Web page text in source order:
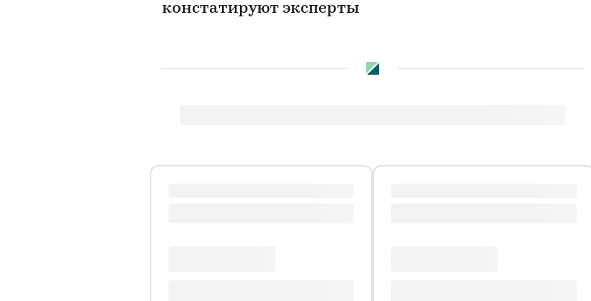
констатируют эксперты